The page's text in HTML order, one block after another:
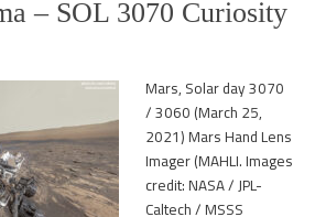
– SOL 3070 Curiosity
Mars, Solar day 3070
/ 3060 (March 25,
2021) Mars Hand Lens
Imager (MAHLI. Images
credit: NASA / JPL-
Caltech / MSSS